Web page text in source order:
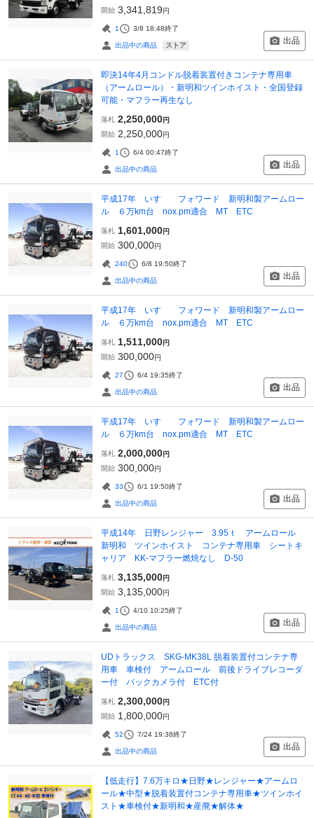
開始 3,341,819円
1 3/8 18:48終了
出品中の商品 ストア 出品
即決14年4月コンドル脱着装置付きコンテナ専用車
（アームロール）・新明和ツインホイスト・全国登録
可能・マフラー再生なし
落札 2,250,000円
開始 2,250,000円
1 6/4 00:47終了
出品中の商品 出品
平成17年 いすゞ フォワード 新明和製アームロー
ル ６万km台 nox.pm適合 MT ETC
落札 1,601,000円
開始 300,000円
240 6/8 19:50終了
出品中の商品 出品
平成17年 いすゞ フォワード 新明和製アームロー
ル ６万km台 nox.pm適合 MT ETC
落札 1,511,000円
開始 300,000円
27 6/4 19:35終了
出品中の商品 出品
平成17年 いすゞ フォワード 新明和製アームロー
ル ６万km台 nox.pm適合 MT ETC
落札 2,000,000円
開始 300,000円
33 6/1 19:50終了
出品中の商品 出品
平成14年 日野レンジャー 3.95ｔ アームロール
新明和 ツインホイスト コンテナ専用車 シートキ
ャリア KK‐マフラー燃焼なし D-50
落札 3,135,000円
開始 3,135,000円
1 4/10 10:25終了
出品中の商品 出品
UDトラックス SKG-MK38L 脱着装置付コンテナ専
用車 車検付 アームロール 前後ドライブレコーダ
ー付 バックカメラ付 ETC付
落札 2,300,000円
開始 1,800,000円
52 7/24 19:38終了
出品中の商品 出品
【低走行】7.6万キロ★日野★レンジャー★アームロ
ール★中型★脱着装置付コンテナ専用車★ツインホイ
スト★車検付★新明和★産廃★解体★